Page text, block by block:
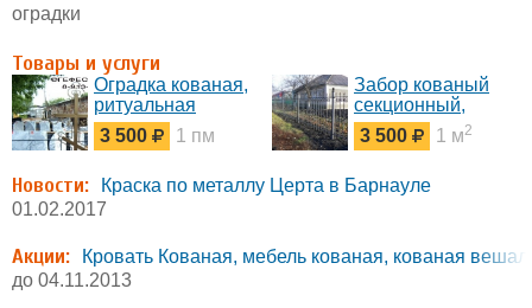
оградки
Товары и услуги
Оградка кованая,
ритуальная
оградка, оградка
на могилу
3 500 1 пм
Забор кованый
секционный,
заборы под заказ,
заборы под ключ,
заборов
3 500 1 м2
Новости:
Краска по металлу Церта в Барнауле
01.02.2017
Акции:
Кровать Кованая, мебель кованая, кованая
до 04.11.2013